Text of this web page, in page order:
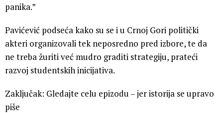
panika.”
Pavićević podseća kako su se i u Crnoj Gori politički
akteri organizovali tek neposredno pred izbore, te da
ne treba žuriti već mudro graditi strategiju, prateći
razvoj studentskih inicijativa.
Zaključak: Gledajte celu epizodu – jer istorija se upravo
piše